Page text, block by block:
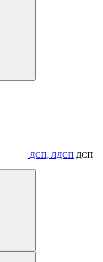
ДСП, ЛДСП ДСП